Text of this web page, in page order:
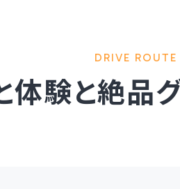
DRIVE ROUTE
験と絶品